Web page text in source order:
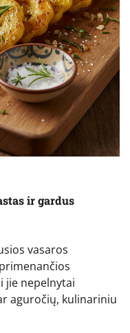
ir gardus
vasaros
jie nepelnytai
aguročių, kulinariniu